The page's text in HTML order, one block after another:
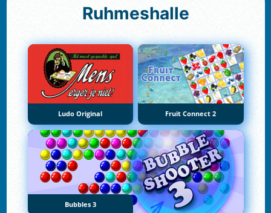
Ruhmeshalle
Ludo Original Fruit Connect 2
Bubbles 3